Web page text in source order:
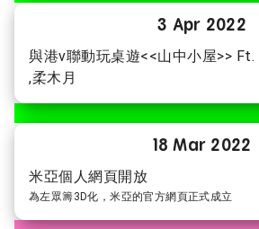
3 Apr 2022
與港v聯動玩桌遊<<山中小屋>> Ft.
,柔木月
18 Mar 2022
米亞個人網頁開放
為左眾籌3D化，米亞的官方網頁正式成立